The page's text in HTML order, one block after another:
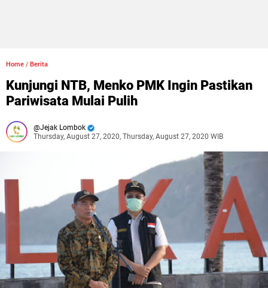
Home / Berita
Kunjungi NTB, Menko PMK Ingin Pastikan
Pariwisata Mulai Pulih
Jejak Lombok
Thursday, August 27, 2020, Thursday, August 27, 2020 WIB